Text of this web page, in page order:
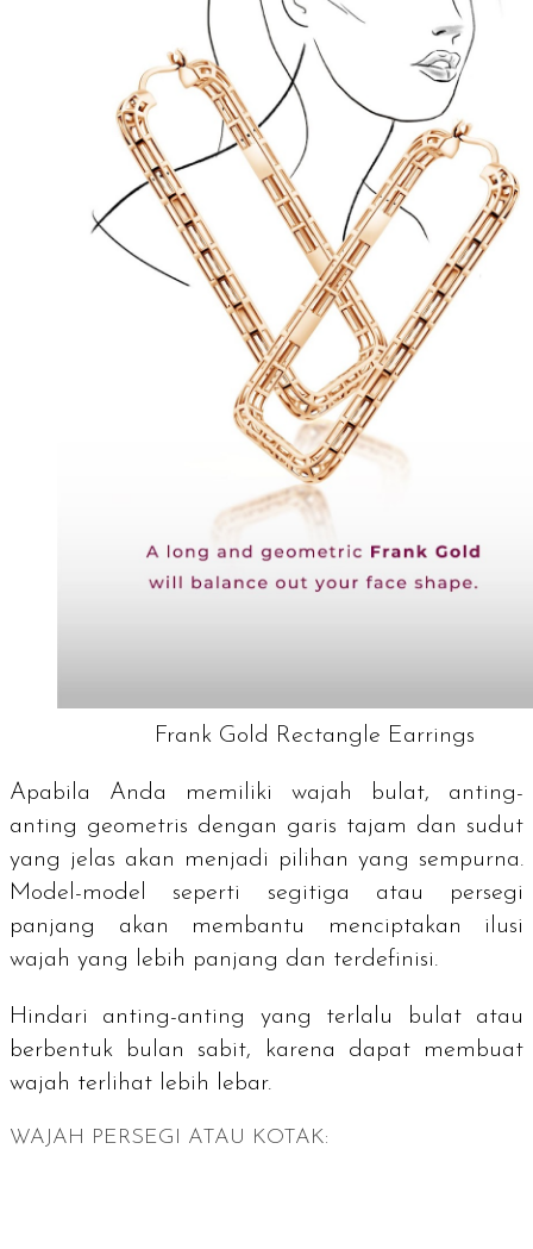
Frank Gold Rectangle Earrings
Apabila Anda memiliki wajah bulat, anting-
anting geometris dengan garis tajam dan sudut
yang jelas akan menjadi pilihan yang sempurna.
Model-model seperti segitiga atau persegi
panjang akan membantu menciptakan ilusi
wajah yang lebih panjang dan terdefinisi.
Hindari anting-anting yang terlalu bulat atau
berbentuk bulan sabit, karena dapat membuat
wajah terlihat lebih lebar.
WAJAH PERSEGI ATAU KOTAK: